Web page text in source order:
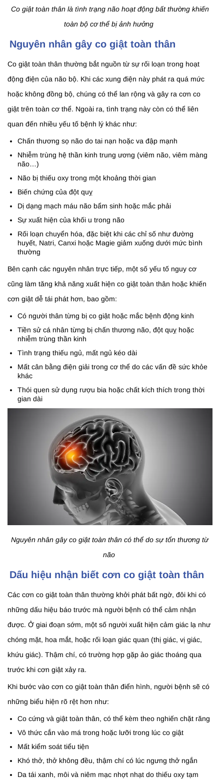
Co giật toàn thân là tình trạng não hoạt động bất thường khiến
toàn bộ cơ thể bị ảnh hưởng
Nguyên nhân gây co giật toàn thân
Co giật toàn thân thường bắt nguồn từ sự rối loạn trong hoạt
động điện của não bộ. Khi các xung điện này phát ra quá mức
hoặc không đồng bộ, chúng có thể lan rộng và gây ra cơn co
giật trên toàn cơ thể. Ngoài ra, tình trạng này còn có thể liên
quan đến nhiều yếu tố bệnh lý khác như:
Chấn thương sọ não do tai nạn hoặc va đập mạnh
Nhiễm trùng hệ thần kinh trung ương (viêm não, viêm màng
não…)
Não bị thiếu oxy trong một khoảng thời gian
Biến chứng của đột quỵ
Dị dạng mạch máu não bẩm sinh hoặc mắc phải
Sự xuất hiện của khối u trong não
Rối loạn chuyển hóa, đặc biệt khi các chỉ số như đường
huyết, Natri, Canxi hoặc Magie giảm xuống dưới mức bình
thường
Bên cạnh các nguyên nhân trực tiếp, một số yếu tố nguy cơ
cũng làm tăng khả năng xuất hiện co giật toàn thân hoặc khiến
cơn giật dễ tái phát hơn, bao gồm:
Có người thân từng bị co giật hoặc mắc bệnh động kinh
Tiền sử cá nhân từng bị chấn thương não, đột quỵ hoặc
nhiễm trùng thần kinh
Tình trạng thiếu ngủ, mất ngủ kéo dài
Mất cân bằng điện giải trong cơ thể do các vấn đề sức khỏe
khác
Thói quen sử dụng rượu bia hoặc chất kích thích trong thời
gian dài
Nguyên nhân gây co giật toàn thân có thể do sự tổn thương từ
não
Dấu hiệu nhận biết cơn co giật toàn thân
Các cơn co giật toàn thân thường khởi phát bất ngờ, đôi khi có
những dấu hiệu báo trước mà người bệnh có thể cảm nhận
được. Ở giai đoạn sớm, một số người xuất hiện cảm giác lạ như
chóng mặt, hoa mắt, hoặc rối loạn giác quan (thị giác, vị giác,
khứu giác). Thậm chí, có trường hợp gặp ảo giác thoáng qua
trước khi cơn giật xảy ra.
Khi bước vào cơn co giật toàn thân điển hình, người bệnh sẽ có
những biểu hiện rõ rệt hơn như:
Co cứng và giật toàn thân, có thể kèm theo nghiến chặt răng
Vô thức cắn vào má trong hoặc lưỡi trong lúc co giật
Mất kiểm soát tiểu tiện
Khó thở, thở không đều, thậm chí có lúc ngưng thở ngắn
Da tái xanh, môi và niêm mạc nhợt nhạt do thiếu oxy tạm